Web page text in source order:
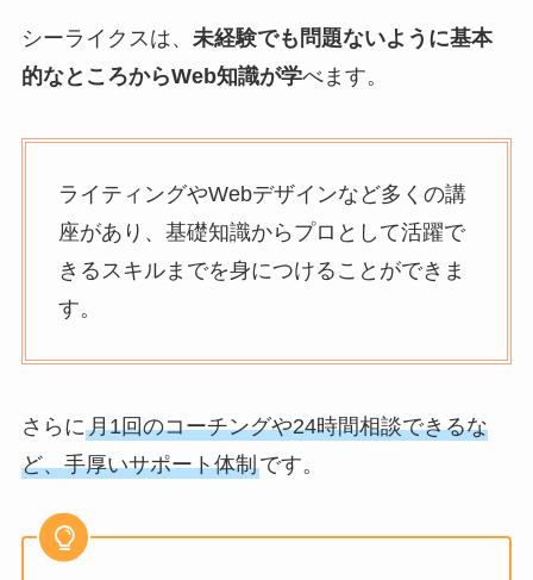
シーライクスは、 未経験でも問題ないように基本
的なところからWeb知識が学べます。
ライティングやWebデザインなど多くの講
座があり、基礎知識からプロとして活躍で
きるスキルまでを身につけることができま
す。
さらに月1回のコーチングや24時間相談できるな
ど、手厚いサポート体制です。